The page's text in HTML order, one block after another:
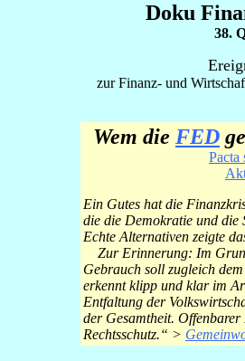
Doku
38.
zur Finanz- und
Wem die FED
Pacta
Ein Gutes hat die
die die Demokratie und die
Echte Alternativen zeigte
Zur Erinnerung: Im
Gebrauch soll zugleich
erkennt klipp und klar im
Entfaltung der
der Gesamtheit. Offenbarer
Rechtsschutz.“ >